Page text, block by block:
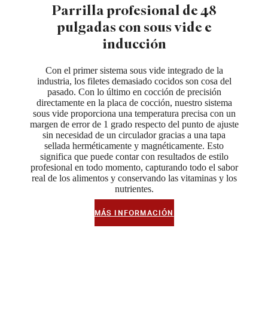
Parrilla profesional de 48
pulgadas con sous vide e
inducción
Con el primer sistema sous vide integrado de la
industria, los filetes demasiado cocidos son cosa del
pasado. Con lo último en cocción de precisión
directamente en la placa de cocción, nuestro sistema
sous vide proporciona una temperatura precisa con un
margen de error de 1 grado respecto del punto de ajuste
sin necesidad de un circulador gracias a una tapa
sellada herméticamente y magnéticamente. Esto
significa que puede contar con resultados de estilo
profesional en todo momento, capturando todo el sabor
real de los alimentos y conservando las vitaminas y los
nutrientes.
MÁS INFORMACIÓN